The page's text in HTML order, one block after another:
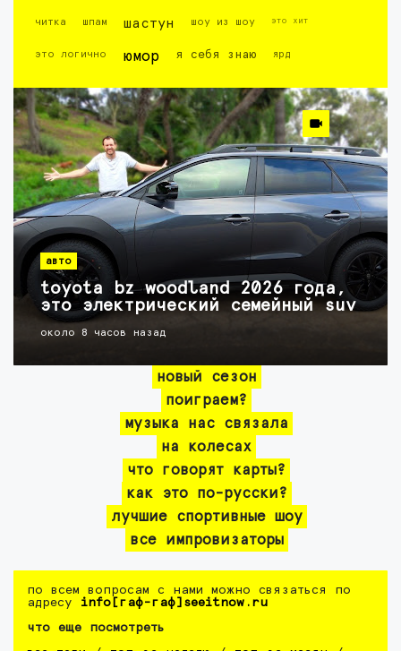
читка шпам шастун шоу из шоу это хит
это логично юмор я себя знаю ярд
авто
toyota bz woodland 2026 года,
это электрический семейный suv
около 8 часов назад
новый сезон
поиграем?
музыка нас связала
на колесах
что говорят карты?
как это по-русски?
лучшие спортивные шоу
все импровизаторы
по всем вопросам с нами можно связаться по
адресу info[гаф-гаф]seeitnow.ru
что еще посмотреть